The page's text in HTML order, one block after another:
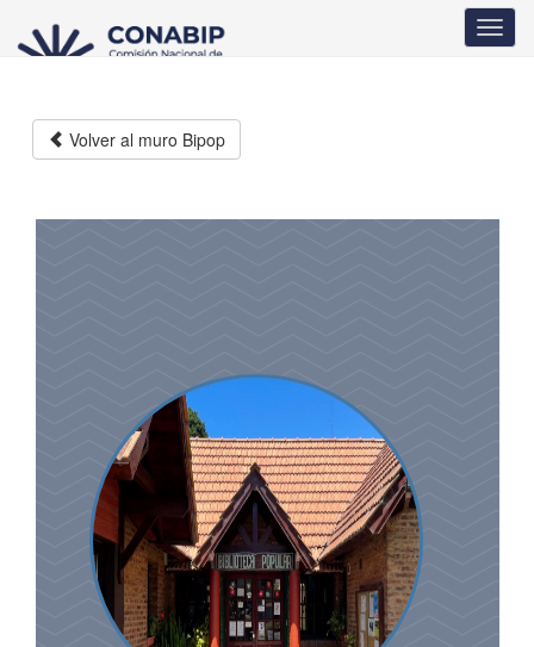
contenido
Volver al muro Bipop